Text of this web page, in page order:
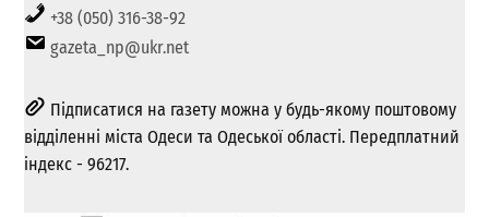
+38 (050) 316-38-92
gazeta_np@ukr.net
Підписатися на газету можна у будь-якому поштовому
відділенні міста Одеси та Одеської області. Передплатний
індекс - 96217.